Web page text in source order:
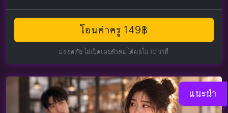
โอนค่าครู 149฿
ปลอดภัย ไม่เปิดเผยตัวตน ได้ผลใน 10 นาที
แนะนำ